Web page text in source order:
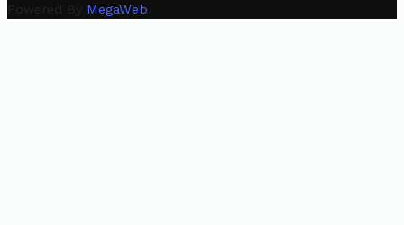
Powered By MegaWeb